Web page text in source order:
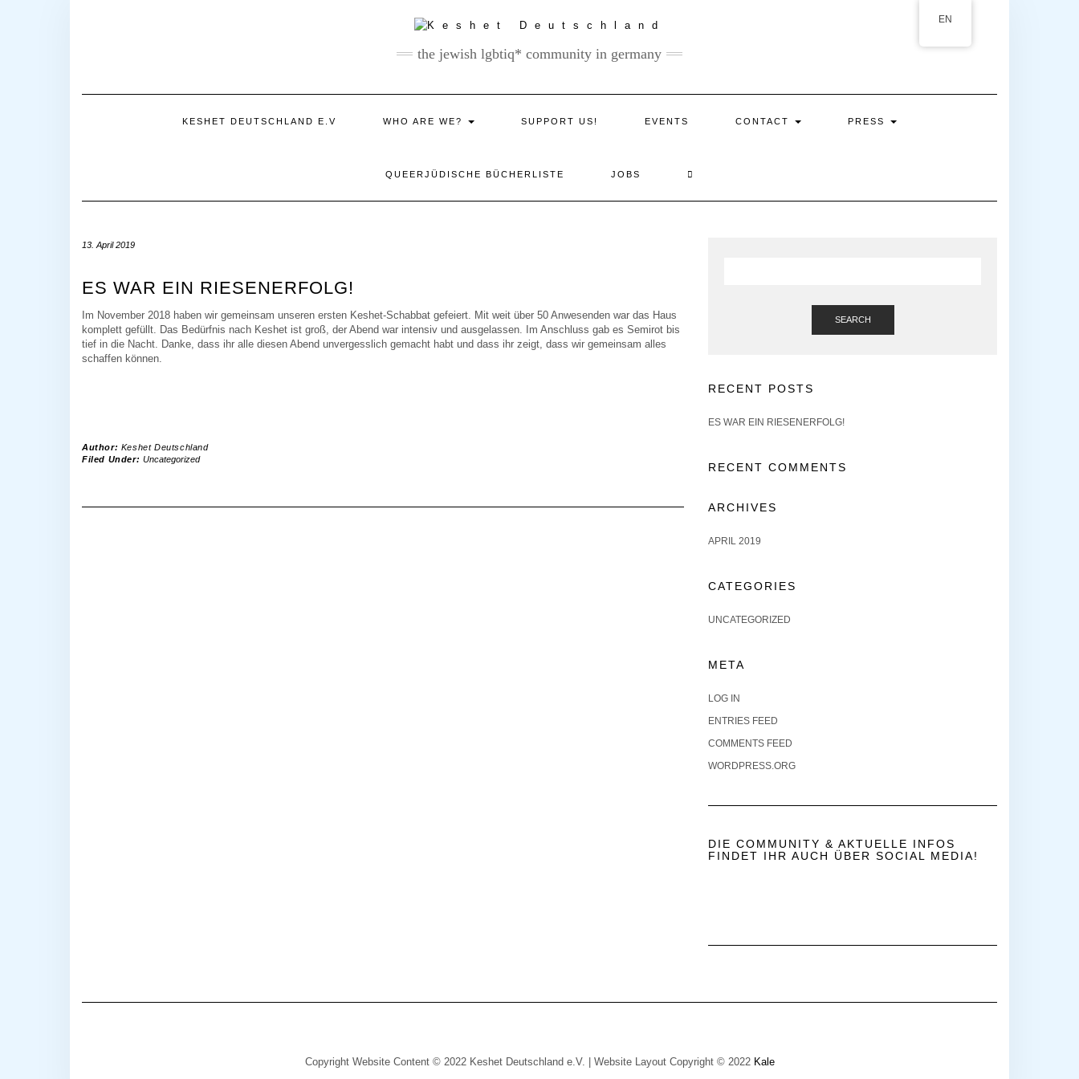
the jewish lgbtiq* community in germany
KESHET DEUTSCHLAND E.V WHO ARE WE? SUPPORT US! EVENTS CONTACT PRESS
QUEERJÜDISCHE BÜCHERLISTE JOBS
13. April 2019
ES WAR EIN RIESENERFOLG!
Im November 2018 haben wir gemeinsam unseren ersten Keshet-Schabbat gefeiert. Mit weit über 50 Anwesenden war das Haus
komplett gefüllt. Das Bedürfnis nach Keshet ist groß, der Abend war intensiv und ausgelassen. Im Anschluss gab es Semirot bis
tief in die Nacht. Danke, dass ihr alle diesen Abend unvergesslich gemacht habt und dass ihr zeigt, dass wir gemeinsam alles
schaffen können.
Author: Keshet Deutschland
Filed Under: Uncategorized
SEARCH
RECENT POSTS
ES WAR EIN RIESENERFOLG!
RECENT COMMENTS
ARCHIVES
APRIL 2019
CATEGORIES
UNCATEGORIZED
META
LOG IN
ENTRIES FEED
COMMENTS FEED
WORDPRESS.ORG
DIE COMMUNITY & AKTUELLE INFOS
FINDET IHR AUCH ÜBER SOCIAL MEDIA!
Copyright Website Content © 2022 Keshet Deutschland e.V. | Website Layout Copyright © 2022 Kale
EN